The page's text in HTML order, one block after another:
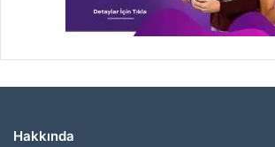
Hakkında